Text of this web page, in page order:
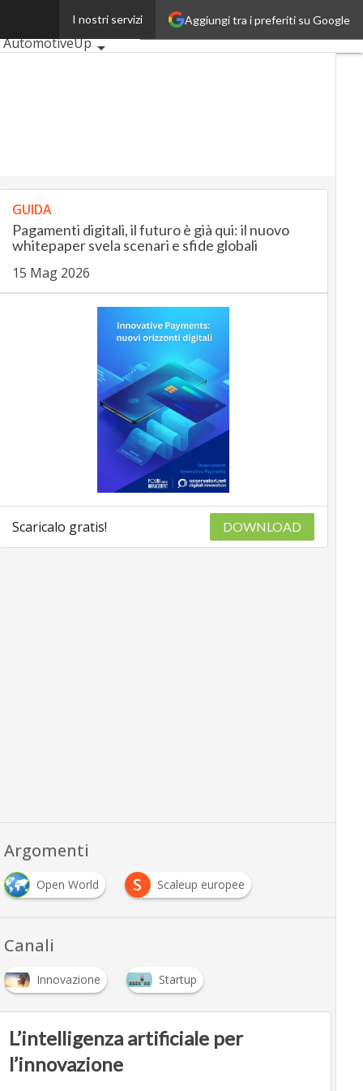
Aggiungi tra i preferiti su Google
I nostri servizi
Ultimi articoli
AutomotiveUp
GUIDA
Pagamenti digitali, il futuro è già qui: il nuovo
whitepaper svela scenari e sfide globali
15 Mag 2026
Scaricalo gratis! DOWNLOAD
Argomenti
Open World S Scaleup europee
Canali
Innovazione Startup
L’intelligenza artificiale per
l’innovazione